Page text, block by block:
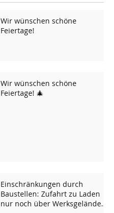
Wir wünschen schöne
Feiertage!
Wir wünschen schöne
Feiertage! 🎄
Einschränkungen durch
Baustellen: Zufahrt zu Laden
nur noch über Werksgelände